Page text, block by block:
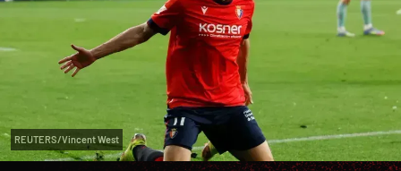
REUTERS/Vincent West